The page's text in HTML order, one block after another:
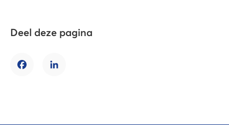
Deel deze pagina
FacebookLinkedIn